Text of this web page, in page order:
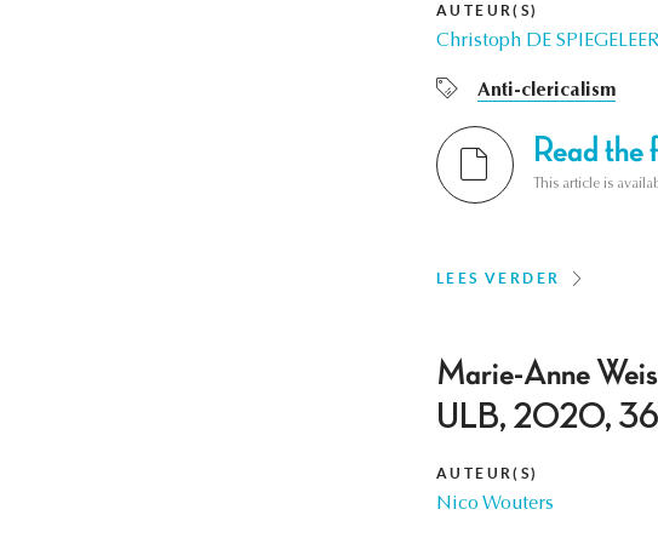
AUTEUR(S)
Christoph DE SPIEGELEER
Anti-clericalism
Read
This article is
LEES VERDER
Marie-Anne
ULB, 2020,
AUTEUR(S)
Nico Wouters